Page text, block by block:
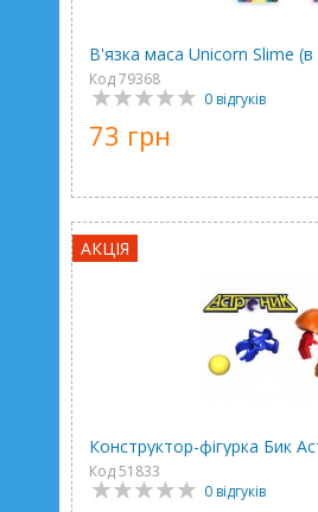
В'язка маса Unicorn Slime (в
Код 79368
0 відгуків
73 грн
АКЦІЯ
Конструктор-фігурка Бик
Код 51833
0 відгуків